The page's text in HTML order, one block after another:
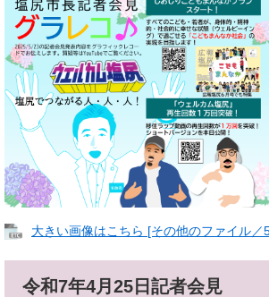
大きい画像はこちら [その他のファイル／
令和7年4月25日記者会見